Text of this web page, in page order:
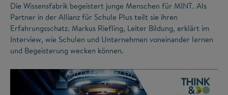
Die Wissensfabrik begeistert junge Menschen für MINT. Als
Partner in der Allianz für Schule Plus teilt sie ihren
Erfahrungsschatz. Markus Riefling, Leiter Bildung, erklärt im
Interview, wie Schulen und Unternehmen voneinander lernen
und Begeisterung wecken können.